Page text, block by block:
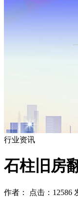
行业资讯
石柱旧房
作者： 点击：12586